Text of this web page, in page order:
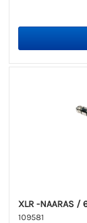
XLR -NAARAS /
109581